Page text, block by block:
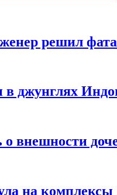
решил
в джунглях
о внешности
на комплексы